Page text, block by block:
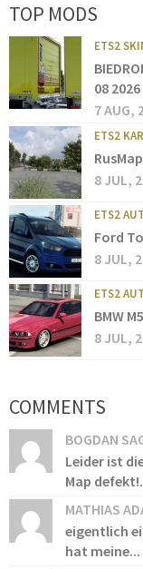
TOP MODS
ETS2
08
7 AUG,
ETS2
8 JUL,
ETS2
Ford
8 JUL,
ETS2
BMW
8 JUL,
COMMENTS
BOGDAN
Leider ist
Map
MATHIAS
eigentlich
hat meine...